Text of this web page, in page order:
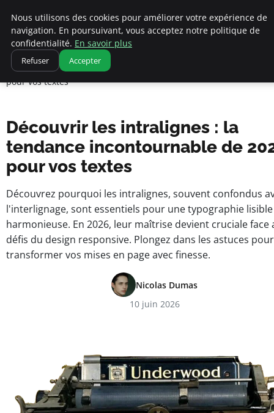
pearachutekids
Business Insights for French Entrepreneurs
Accueil
Découvrir les intralignes : la tendance incontournable de 2026
pour vos textes
Découvrir les intralignes : la
tendance incontournable de
pour vos textes
Découvrez pourquoi les intralignes, souvent confondus
l'interlignage, sont essentiels pour une typographie
harmonieuse. En 2026, leur maîtrise devient cruciale face
défis du design responsive. Plongez dans les astuces pour
transformer vos mises en page avec finesse.
Nicolas Dumas
10 juin 2026
Nous utilisons des cookies pour améliorer votre expérience de
navigation. En poursuivant, vous acceptez notre politique de
confidentialité. En savoir plus
Refuser Accepter